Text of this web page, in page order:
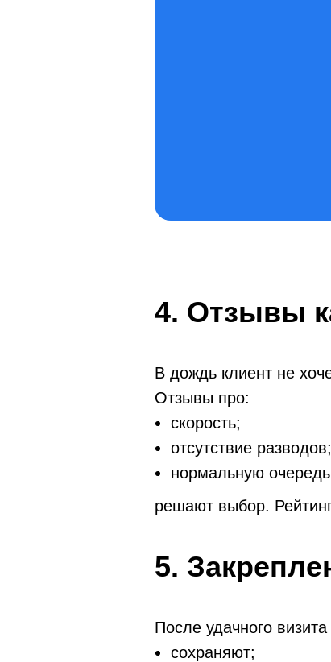
4. Отзывы
В дождь клиент не
Отзывы про:
скорость;
отсутствие разводов;
нормальную
решают выбор.
5.
После удачного
сохраняют;